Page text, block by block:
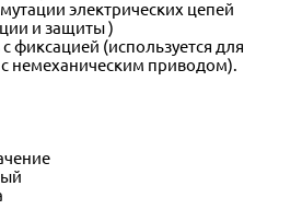
электрических цепей
и защиты )
фиксацией (используется для
немеханическим приводом).